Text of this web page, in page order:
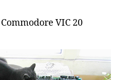
VIC 20